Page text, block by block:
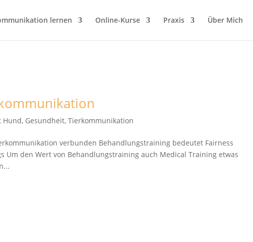
lernen Online-Kurse Praxis Über Mich
Hund, Gesundheit,Tierkommunikation
verbunden Behandlungstraining bedeutet Fairness
Um den Wert von Behandlungstraining auch Medical Training etwas